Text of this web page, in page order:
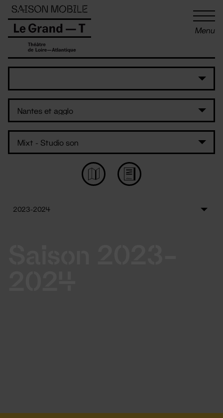
Menu
Panneau de gestion des cookies